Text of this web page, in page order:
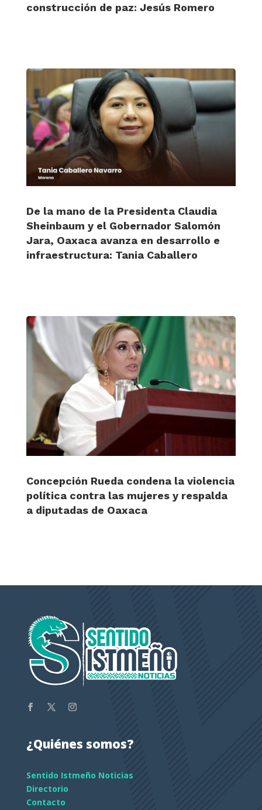
construcción de paz: Jesús Romero
De la mano de la Presidenta Claudia
Sheinbaum y el Gobernador Salomón
Jara, Oaxaca avanza en desarrollo e
infraestructura: Tania Caballero
Concepción Rueda condena la violencia
política contra las mujeres y respalda
a diputadas de Oaxaca
¿Quiénes somos?
Sentido Istmeño Noticias
Directorio
Contacto